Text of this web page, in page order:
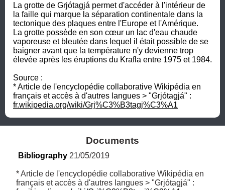
La grotte de Grjótagjá permet d'accéder à l'intérieur de
la faille qui marque la séparation continentale dans la
tectonique des plaques entre l'Europe et l'Amérique.
La grotte possède en son cœur un lac d'eau chaude
vaporeuse et bleutée dans lequel il était possible de se
baigner avant que la température n'y devienne trop
élevée après les éruptions du Krafla entre 1975 et 1984.
Source :
* Article de l'encyclopédie collaborative Wikipédia en
fr.wikipedia.org/wiki/Grj%C3%B3tagj%C3%A1
Documents
Bibliography 21/05/2019
* Article de l'encyclopédie collaborative Wikipédia en